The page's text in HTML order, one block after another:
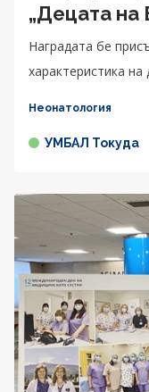
„Децата на
Наградата бе
характеристика
Неонатология
УМБАЛ Токуда